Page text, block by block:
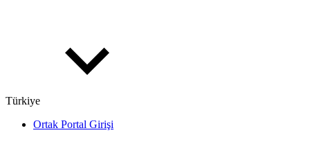
Türkiye
Ortak Portal Girişi